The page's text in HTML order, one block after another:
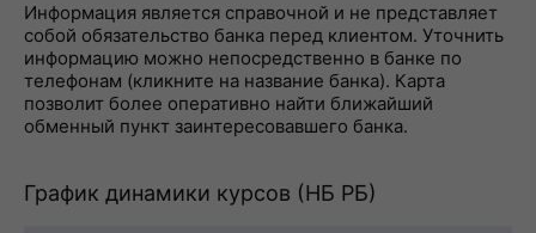
Информация является справочной и не представляет
собой обязательство банка перед клиентом. Уточнить
информацию можно непосредственно в банке по
телефонам (кликните на название банка). Карта
позволит более оперативно найти ближайший
обменный пункт заинтересовавшего банка.
График динамики курсов (НБ РБ)